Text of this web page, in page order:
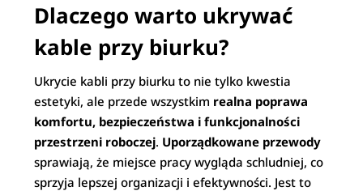
Dlaczego warto ukrywać
kable przy biurku?
Ukrycie kabli przy biurku to nie tylko kwestia
estetyki, ale przede wszystkim realna poprawa
komfortu, bezpieczeństwa i funkcjonalności
przestrzeni roboczej. Uporządkowane przewody
sprawiają, że miejsce pracy wygląda schludniej, co
sprzyja lepszej organizacji i efektywności. Jest to